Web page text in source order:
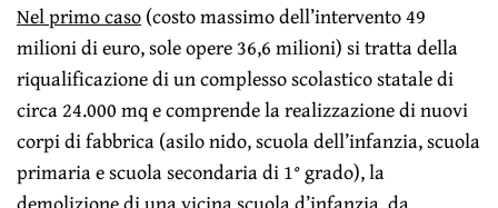
Nel primo caso(costo massimo dell’intervento 49
milioni di euro, sole opere 36,6 milioni) si tratta della
riqualificazione di un complesso scolastico statale di
circa 24.000 mq e comprende la realizzazione di nuovi
corpi di fabbrica (asilo nido, scuola dell’infanzia, scuola
primaria e scuola secondaria di 1° grado), la